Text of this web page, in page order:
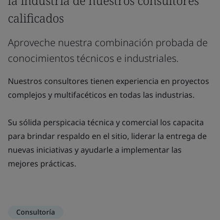
calificados
Aproveche nuestra combinación probada de
conocimientos técnicos e industriales.
Nuestros consultores tienen experiencia en proyectos
complejos y multifacéticos en todas las industrias.
Su sólida perspicacia técnica y comercial los capacita
para brindar respaldo en el sitio, liderar la entrega de
nuevas iniciativas y ayudarle a implementar las
mejores prácticas.
Consultoría